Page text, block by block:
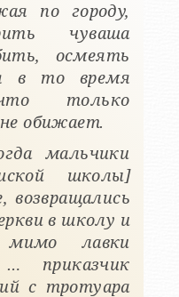
по городу,
чуваша
осмеять
в то время
только
обижает.
мальчики
школы]
возвращались
в школу и
лавки
приказчик
с тротуара